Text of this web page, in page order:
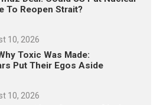
To Reopen Strait?
10, 2026
Toxic Was Made:
Put Their Egos Aside
10, 2026